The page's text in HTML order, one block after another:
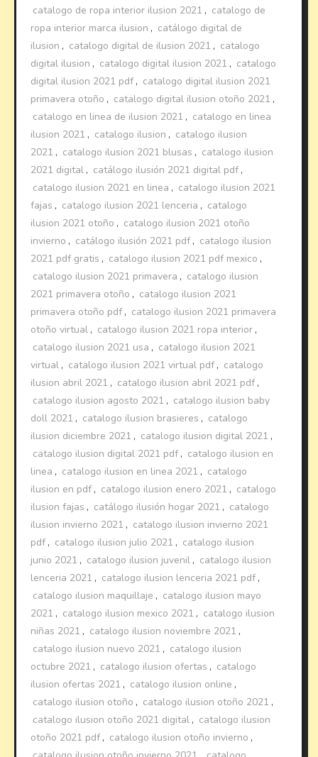
catalogo de ropa interior ilusion 2021 , catalogo de
ropa interior marca ilusion , catálogo digital de
ilusion , catalogo digital de ilusion 2021 , catalogo
digital ilusion , catalogo digital ilusion 2021 , catalogo
digital ilusion 2021 pdf , catalogo digital ilusion 2021
primavera otoño , catalogo digital ilusion otoño 2021 ,
catalogo en linea de ilusion 2021 , catalogo en linea
ilusion 2021 , catalogo ilusion , catalogo ilusion
2021 , catalogo ilusion 2021 blusas , catalogo ilusion
2021 digital , catálogo ilusión 2021 digital pdf ,
catalogo ilusion 2021 en linea , catalogo ilusion 2021
fajas , catalogo ilusion 2021 lenceria , catalogo
ilusion 2021 otoño , catalogo ilusion 2021 otoño
invierno , catálogo ilusión 2021 pdf , catalogo ilusion
2021 pdf gratis , catalogo ilusion 2021 pdf mexico ,
catalogo ilusion 2021 primavera , catalogo ilusion
2021 primavera otoño , catalogo ilusion 2021
primavera otoño pdf , catalogo ilusion 2021 primavera
otoño virtual , catalogo ilusion 2021 ropa interior ,
catalogo ilusion 2021 usa , catalogo ilusion 2021
virtual , catalogo ilusion 2021 virtual pdf , catalogo
ilusion abril 2021 , catalogo ilusion abril 2021 pdf ,
catalogo ilusion agosto 2021 , catalogo ilusion baby
doll 2021 , catalogo ilusion brasieres , catalogo
ilusion diciembre 2021 , catalogo ilusion digital 2021 ,
catalogo ilusion digital 2021 pdf , catalogo ilusion en
linea , catalogo ilusion en linea 2021 , catalogo
ilusion en pdf , catalogo ilusion enero 2021 , catalogo
ilusion fajas , catálogo ilusión hogar 2021 , catalogo
ilusion invierno 2021 , catalogo ilusion invierno 2021
pdf , catalogo ilusion julio 2021 , catalogo ilusion
junio 2021 , catalogo ilusion juvenil , catalogo ilusion
lenceria 2021 , catalogo ilusion lenceria 2021 pdf ,
catalogo ilusion maquillaje , catalogo ilusion mayo
2021 , catalogo ilusion mexico 2021 , catalogo ilusion
niñas 2021 , catalogo ilusion noviembre 2021 ,
catalogo ilusion nuevo 2021 , catalogo ilusion
octubre 2021 , catalogo ilusion ofertas , catalogo
ilusion ofertas 2021 , catalogo ilusion online ,
catalogo ilusion otoño , catalogo ilusion otoño 2021 ,
catalogo ilusion otoño 2021 digital , catalogo ilusion
otoño 2021 pdf , catalogo ilusion otoño invierno ,